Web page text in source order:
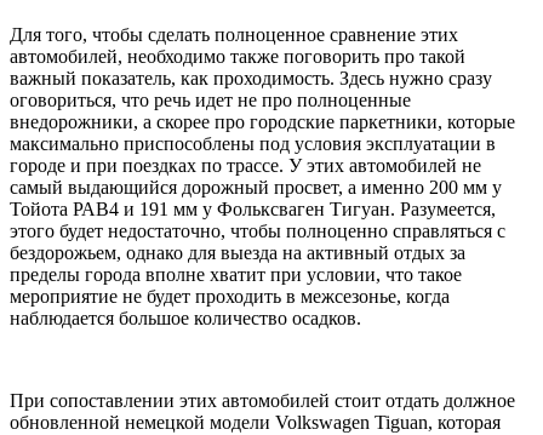
Для того, чтобы сделать полноценное сравнение этих
автомобилей, необходимо также поговорить про такой
важный показатель, как проходимость. Здесь нужно сразу
оговориться, что речь идет не про полноценные
внедорожники, а скорее про городские паркетники, которые
максимально приспособлены под условия эксплуатации в
городе и при поездках по трассе. У этих автомобилей не
самый выдающийся дорожный просвет, а именно 200 мм у
Тойота РАВ4 и 191 мм у Фольксваген Тигуан. Разумеется,
этого будет недостаточно, чтобы полноценно справляться с
бездорожьем, однако для выезда на активный отдых за
пределы города вполне хватит при условии, что такое
мероприятие не будет проходить в межсезонье, когда
наблюдается большое количество осадков.
При сопоставлении этих автомобилей стоит отдать должное
обновленной немецкой модели Volkswagen Tiguan, которая